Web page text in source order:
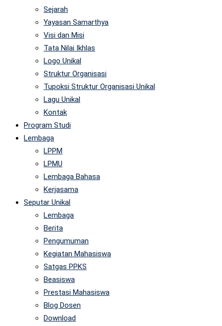
Sejarah
Yayasan Samarthya
Visi dan Misi
Tata Nilai Ikhlas
Logo Unikal
Struktur Organisasi
Tupoksi Struktur Organisasi Unikal
Lagu Unikal
Kontak
Program Studi
Lembaga
LPPM
LPMU
Lembaga Bahasa
Kerjasama
Seputar Unikal
Lembaga
Berita
Pengumuman
Kegiatan Mahasiswa
Satgas PPKS
Beasiswa
Prestasi Mahasiswa
Blog Dosen
Download